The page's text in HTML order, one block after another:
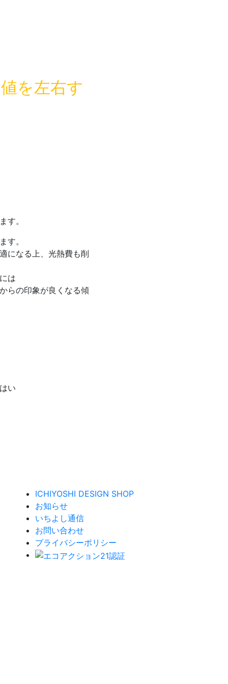
を左右す
す。
す。
になる上、光熱費も削
は
らの印象が良くなる傾
い
ICHIYOSHI DESIGN SHOP
お知らせ
いちよし通信
お問い合わせ
プライバシーポリシー